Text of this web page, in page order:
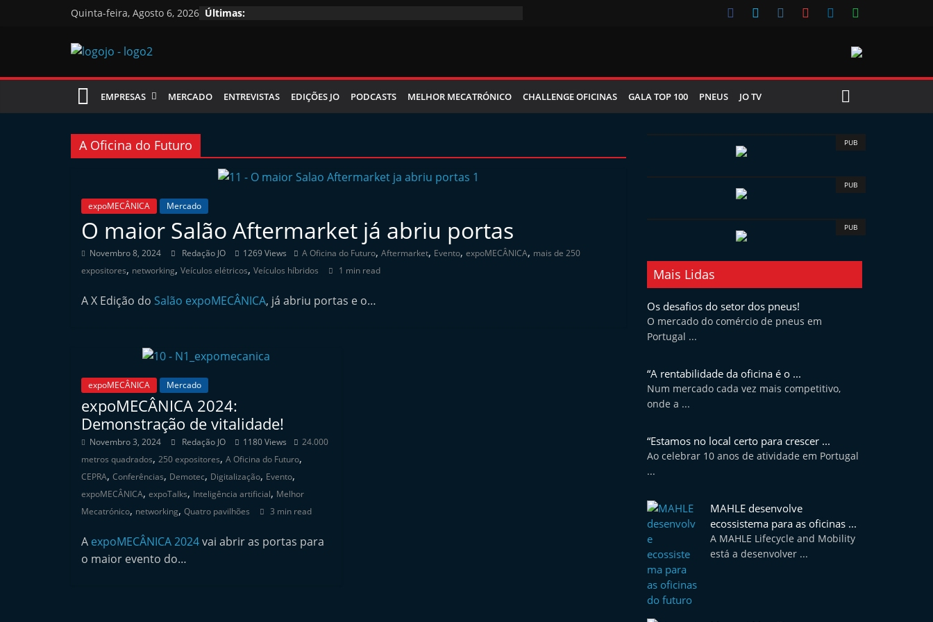
Quinta-feira, Agosto 6, 2026 Últimas:
Jornal
das
Oficinas
EMPRESAS MERCADO ENTREVISTAS EDIÇÕES JO PODCASTS MELHOR MECATRÓNICO CHALLENGE OFICINAS GALA TOP 100 PNEUS JO TV
A Oficina do Futuro
expoMECÂNICA Mercado
O maior Salão Aftermarket já abriu portas
Novembro 8, 2024 Redação JO 1269 Views A Oficina do Futuro, Aftermarket, Evento, expoMECÂNICA, mais de 250
expositores, networking, Veículos elétricos, Veículos híbridos 1 min read
A X Edição do Salão expoMECÂNICA, já abriu portas e o…
expoMECÂNICA Mercado
expoMECÂNICA 2024:
Demonstração de vitalidade!
Novembro 3, 2024 Redação JO 1180 Views
24.000
metros quadrados, 250 expositores, A Oficina do Futuro,
CEPRA, Conferências, Demotec, Digitalização, Evento,
expoMECÂNICA, expoTalks, Inteligência artificial, Melhor
Mecatrónico, networking, Quatro pavilhões 3 min read
A expoMECÂNICA 2024vai abrir as portas para
o maior evento do…
PUB
PUB
PUB
Mais Lidas
Os desafios do setor dos pneus!
O mercado do comércio de pneus em
Portugal ...
“A rentabilidade da oficina é o ...
Num mercado cada vez mais competitivo,
onde a ...
“Estamos no local certo para crescer ...
Ao celebrar 10 anos de atividade em Portugal
...
MAHLE desenvolve
ecossistema para as oficinas ...
A MAHLE Lifecycle and Mobility
está a desenvolver ...